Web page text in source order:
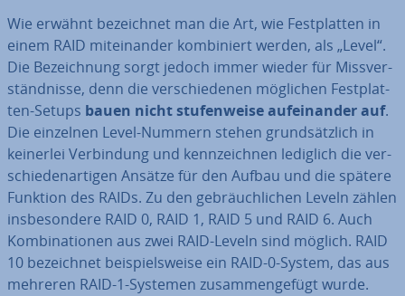
Wie erwähnt be­zeich­net man die Art, wie Fest­plat­ten in
einem RAID mit­ein­an­der kom­bi­niert werden, als „Level“.
Die Be­zeich­nung sorgt jedoch immer wieder für Miss­ver­
ständ­nis­se, denn die ver­schie­de­nen möglichen Fest­plat­
ten-Setups bauen nicht stu­fen­wei­se auf­ein­an­der auf.
Die einzelnen Level-Nummern stehen grund­sätz­lich in
keinerlei Ver­bin­dung und kenn­zeich­nen lediglich die ver­
schie­den­ar­ti­gen Ansätze für den Aufbau und die spätere
Funktion des RAIDs. Zu den ge­bräuch­li­chen Leveln zählen
ins­be­son­de­re RAID 0, RAID 1, RAID 5 und RAID 6. Auch
Kom­bi­na­tio­nen aus zwei RAID-Leveln sind möglich. RAID
10 be­zeich­net bei­spiels­wei­se ein RAID-0-System, das aus
mehreren RAID-1-Systemen zu­sam­men­ge­fügt wurde.